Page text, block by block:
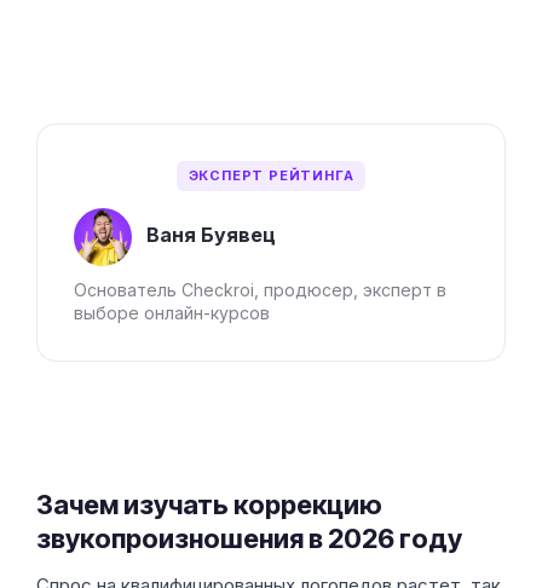
ЭКСПЕРТ РЕЙТИНГА
Ваня Буявец
Основатель Checkroi, продюсер, эксперт в
выборе онлайн-курсов
Зачем изучать коррекцию
звукопроизношения в 2026 году